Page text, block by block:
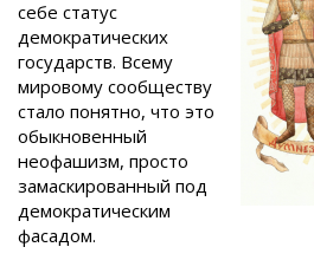
себе статус
демократических
государств. Всему
мировому сообществу
стало понятно, что это
обыкновенный
неофашизм, просто
замаскированный под
демократическим
фасадом.